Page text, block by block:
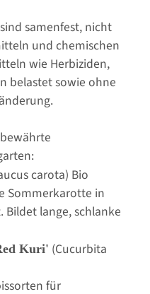
samenfest, nicht
und chemischen
wie Herbiziden,
belastet sowie ohne
carota) Bio
Sommerkarotte in
lange, schlanke
Kuri' (Cucurbita
für